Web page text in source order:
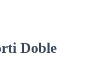
Doble